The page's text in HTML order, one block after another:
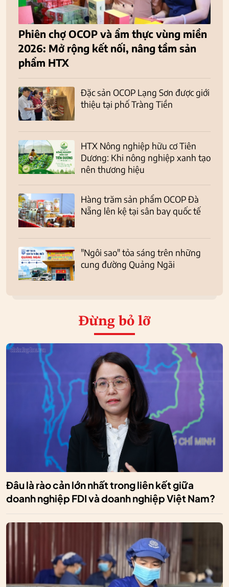
Phiên chợ OCOP và ẩm thực vùng miền
2026: Mở rộng kết nối, nâng tầm sản
phẩm HTX
Đặc sản OCOP Lạng Sơn được giới
thiệu tại phố Tràng Tiền
HTX Nông nghiệp hữu cơ Tiên
Dương: Khi nông nghiệp xanh tạo
nên thương hiệu
Hàng trăm sản phẩm OCOP Đà
Nẵng lên kệ tại sân bay quốc tế
"Ngôi sao" tỏa sáng trên những
cung đường Quảng Ngãi
Đừng bỏ lỡ
Đâu là rào cản lớn nhất trong liên kết giữa
doanh nghiệp FDI và doanh nghiệp Việt Nam?